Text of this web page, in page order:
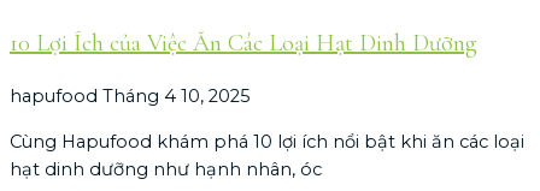
10 Lợi Ích của Việc Ăn Các Loại Hạt Dinh Dưỡng
hapufood Tháng 4 10, 2025
Cùng Hapufood khám phá 10 lợi ích nổi bật khi ăn các loại
hạt dinh dưỡng như hạnh nhân, óc